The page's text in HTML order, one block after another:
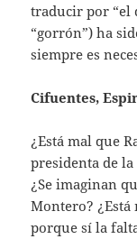
traducir por “el
“gorrón”) ha
siempre es
Cifuentes,
¿Está mal que
presidenta de
¿Se imaginan
Montero?
porque sí la